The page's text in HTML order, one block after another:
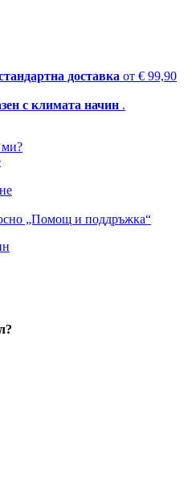
доставка от € 99,90
с климата начин .
ми?
„Помощ и поддръжка“